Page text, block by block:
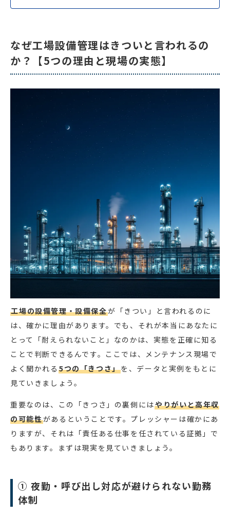
なぜ工場設備管理はきついと言われるの
か？【5つの理由と現場の実態】
工場の設備管理・設備保全が「きつい」と言われるのに
は、確かに理由があります。でも、それが本当にあなたに
とって「耐えられないこと」なのかは、実態を正確に知る
ことで判断できるんです。ここでは、メンテナンス現場で
よく聞かれる 5つの「きつさ」を、データと実例をもとに
見ていきましょう。
重要なのは、この「きつさ」の裏側にはやりがいと高年収
の可能性があるということです。プレッシャーは確かにあ
りますが、それは「責任ある仕事を任されている証拠」で
もあります。まずは現実を見ていきましょう。
① 夜勤・呼び出し対応が避けられない勤務
体制